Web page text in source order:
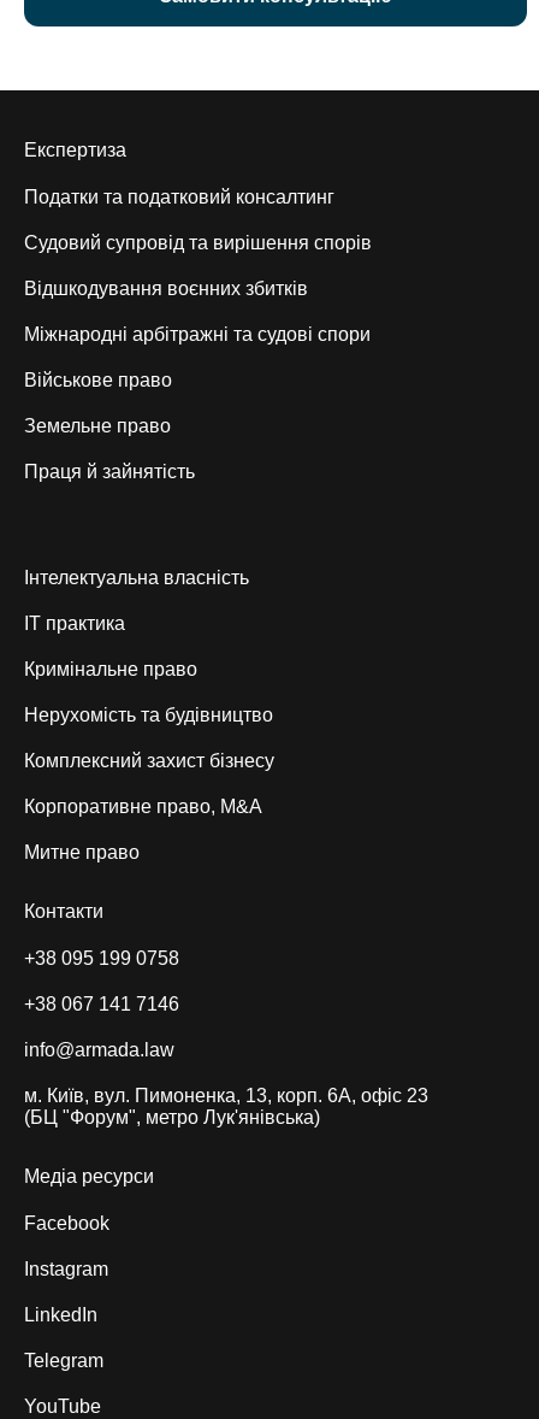
Експертиза
Податки та податковий консалтинг
Судовий супровід та вирішення спорів
Відшкодування воєнних збитків
Міжнародні арбітражні та судові спори
Військове право
Земельне право
Праця й зайнятість
Інтелектуальна власність
IT практика
Кримінальне право
Нерухомість та будівництво
Комплексний захист бізнесу
Корпоративне право, M&A
Митне право
Контакти
+38 095 199 0758
+38 067 141 7146
info@armada.law
м. Київ, вул. Пимоненка, 13, корп. 6А, офіс 23
(БЦ "Форум", метро Лук'янівська)
Медіа ресурси
Facebook
Instagram
LinkedIn
Telegram
YouTube